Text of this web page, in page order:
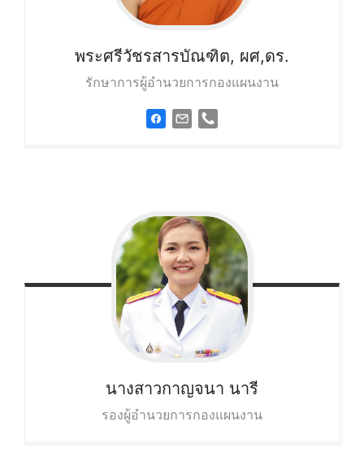
พระศรีวัชรสารบัณฑิต, ผศ,ดร.
รักษาการผู้อำนวยการกองแผนงาน
นางสาวกาญจนา นารี
รองผู้อำนวยการกองแผนงาน